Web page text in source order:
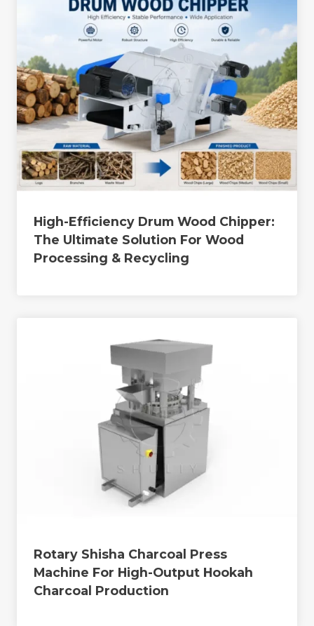
High-Efficiency Drum Wood Chipper:
The Ultimate Solution For Wood
Processing & Recycling
Rotary Shisha Charcoal Press
Machine For High-Output Hookah
Charcoal Production